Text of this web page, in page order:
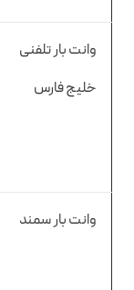
وانت بار تلفنی
خلیج فارس
وانت بار سمند